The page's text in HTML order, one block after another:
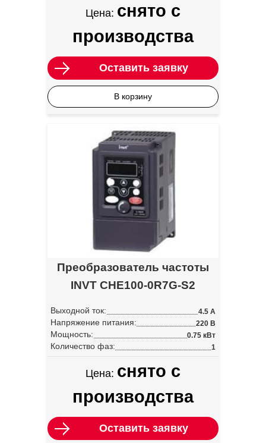
Цена: снято с
производства
Оставить заявку
В корзину
Преобразователь частоты
INVT CHE100-0R7G-S2
Выходной ток: 4.5 А
Напряжение питания: 220 В
Мощность: 0.75 кВт
Количество фаз: 1
Цена: снято с
производства
Оставить заявку